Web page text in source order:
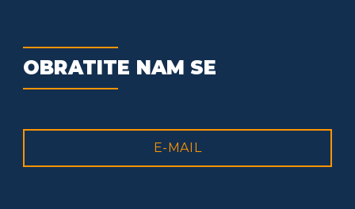
OBRATITE NAM SE
E-MAIL